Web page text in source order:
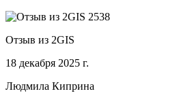
Отзыв из 2GIS
18 декабря 2025 г.
Людмила Киприна